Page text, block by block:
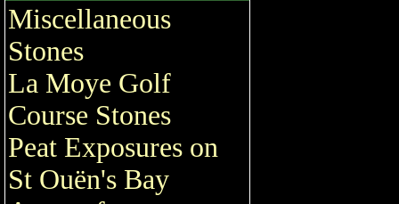
Miscellaneous
Stones
La Moye Golf
Course Stones
Peat Exposures on
St Ouën's Bay